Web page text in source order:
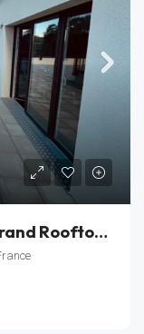
Appartement T4 neuf avec grand Rooftop – Résidence Rive Gauche – Haubourdin – Lot A_401